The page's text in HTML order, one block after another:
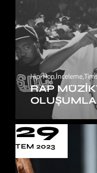
Hip-Hop,İnceleme,
RAP
29
TEM 2023